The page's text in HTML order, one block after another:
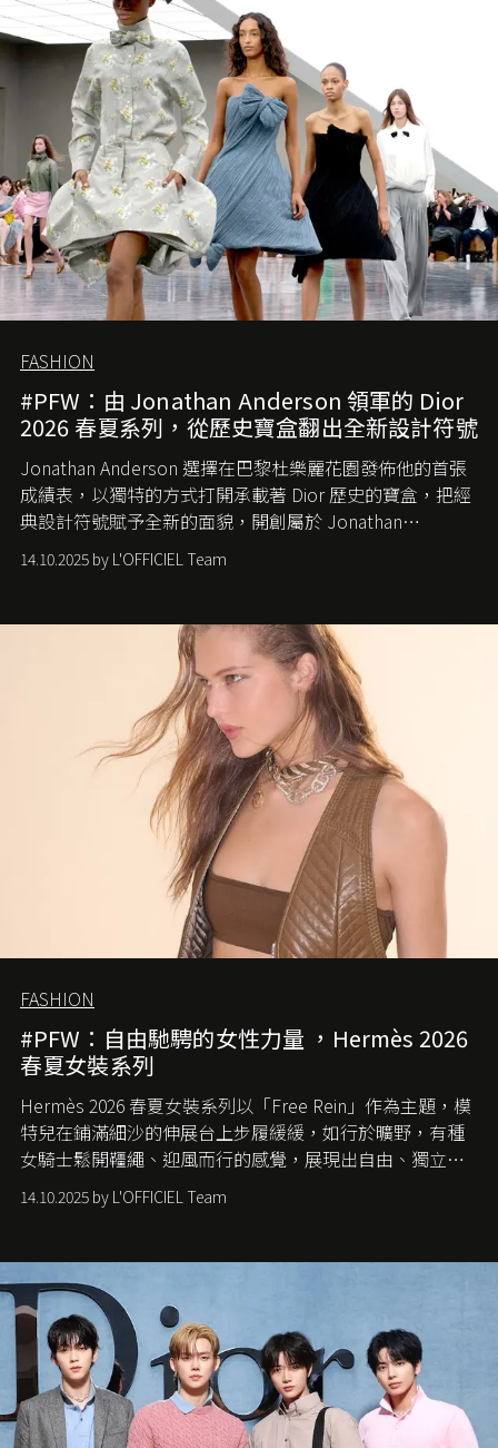
會忽略品牌的美學基礎，最後變成三不像。而從剛剛推出
的首作所造成的話題及關注度，我們便知道 Demna 沒這麼
簡單，一個嶄新的 Gucci 時代已經展開！
FASHION
#PFW：由 Jonathan Anderson 領軍的 Dior
2026 春夏系列，從歷史寶盒翻出全新設計符號
Jonathan Anderson 選擇在巴黎杜樂麗花園發佈他的首張
成績表，以獨特的方式打開承載著 Dior 歷史的寶盒，把經
典設計符號賦予全新的面貌，開創屬於 Jonathan
Anderson 的 Dior 時代。
14.10.2025 by L'OFFICIEL Team
FASHION
#PFW：自由馳騁的女性力量 ，Hermès 2026
春夏女裝系列
Hermès 2026 春夏女裝系列以「Free Rein」作為主題，模
特兒在鋪滿細沙的伸展台上步履緩緩，如行於曠野，有種
女騎士鬆開韁繩、迎風而行的感覺，展現出自由、獨立與
從容的態度。
14.10.2025 by L'OFFICIEL Team